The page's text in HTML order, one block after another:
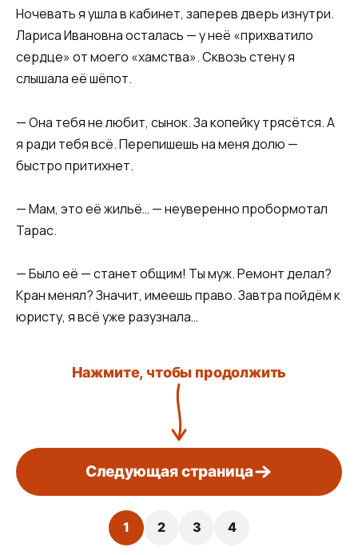
Ночевать я ушла в кабинет, заперев дверь изнутри.
Лариса Ивановна осталась — у неё «прихватило
сердце» от моего «хамства». Сквозь стену я
слышала её шёпот.
— Она тебя не любит, сынок. За копейку трясётся. А
я ради тебя всё. Перепишешь на меня долю —
быстро притихнет.
— Мам, это её жильё… — неуверенно пробормотал
Тарас.
— Было её — станет общим! Ты муж. Ремонт делал?
Кран менял? Значит, имеешь право. Завтра пойдём к
юристу, я всё уже разузнала…
Нажмите, чтобы продолжить
Следующая страница
1 2 3 4